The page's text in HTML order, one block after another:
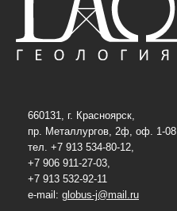
660131, г. Красноярск,
пр. Металлургов, 2ф, оф. 1-08
тел. +7 913 534-80-12,
+7 906 911-27-03,
+7 913 532-92-11
e-mail: globus-j@mail.ru